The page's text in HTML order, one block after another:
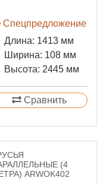
Спецпредложение
Длина: 1413 мм
Ширина: 108 мм
Высота: 2445 мм
Сравнить
(4
ARWOK402